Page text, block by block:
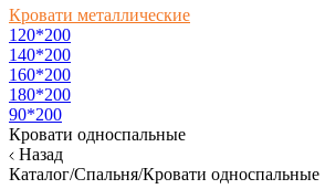
Кровати металлические
120*200
140*200
160*200
180*200
90*200
Кровати односпальные
Назад
Каталог/Спальня/Кровати односпальные